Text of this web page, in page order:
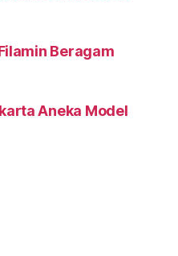
Beragam
Aneka Model